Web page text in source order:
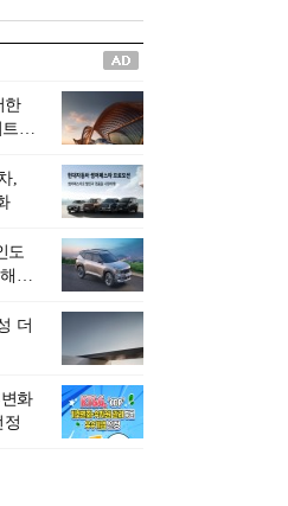
새로운 시각을 제시
기는 지옥이 아니라
의 공간인 ‘은퇴연
이라는 것이다.
통스럽지만 끝이 있
를 통해 천국으로 나
는 희망의 장소라고
신으로 한국 금융의
점마다 중요한 역할
융 경영인으로서 큰
긴 김 전 회장이 후배
전하는 삶의 조언을
노트다.『물처럼 흐
으로 서다』는 단순
을 넘어, 실패를 두려
는 용기와 자신에 대
어떻게 삶을 풍요롭
지를 보여주는 지혜
평가된다.김용환 전
생의 목표가 크더라
하지 말고 작은 것부
나 성취해 나가
한다. 뼈아픈 실패
의 뼈대가 된다는 긍
한
’
,
도
의
더
화
정